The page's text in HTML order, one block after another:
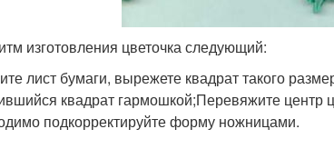
изготовления цветочка следующий:
лист бумаги, вырежете квадрат такого
квадрат гармошкой;Перевяжите центр
подкорректируйте форму ножницами.